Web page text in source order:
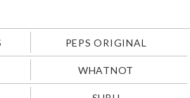
PEPS ORIGINAL
WHATNOT